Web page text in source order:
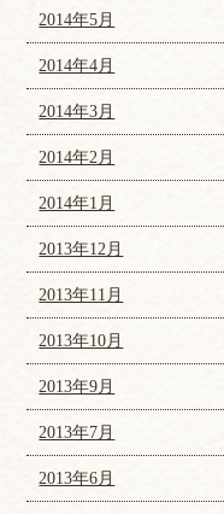
2014年5月
2014年4月
2014年3月
2014年2月
2014年1月
2013年12月
2013年11月
2013年10月
2013年9月
2013年7月
2013年6月